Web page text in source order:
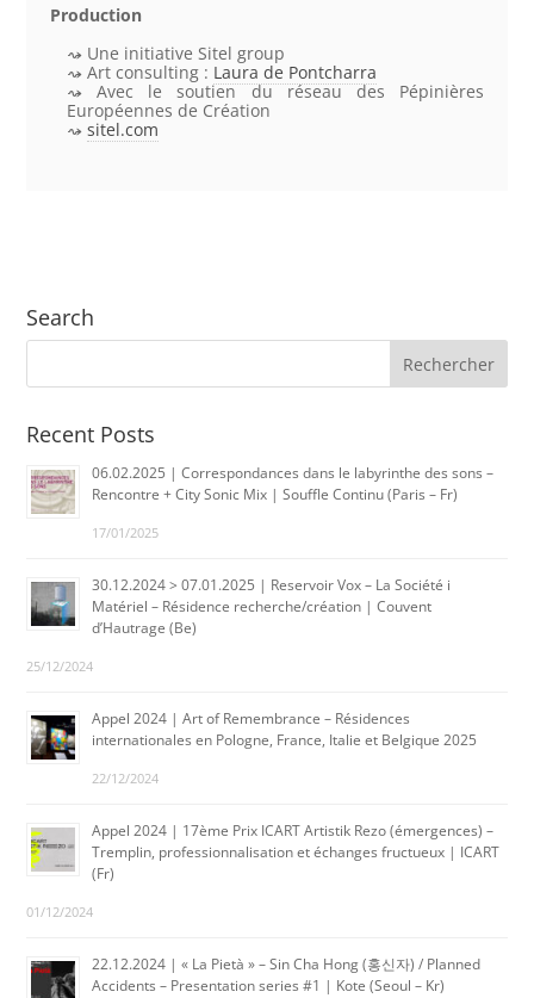
Production
Une initiative Sitel group
Art consulting : Laura de Pontcharra
Avec le soutien du réseau des Pépinières
Européennes de Création
sitel.com
Search
Recent Posts
06.02.2025 | Correspondances dans le labyrinthe des sons –
Rencontre + City Sonic Mix | Souffle Continu (Paris – Fr)
17/01/2025
30.12.2024 > 07.01.2025 | Reservoir Vox – La Société i
Matériel – Résidence recherche/création | Couvent
d’Hautrage (Be)
25/12/2024
Appel 2024 | Art of Remembrance – Résidences
internationales en Pologne, France, Italie et Belgique 2025
22/12/2024
Appel 2024 | 17ème Prix ICART Artistik Rezo (émergences) –
Tremplin, professionnalisation et échanges fructueux | ICART
(Fr)
01/12/2024
22.12.2024 | « La Pietà » – Sin Cha Hong (홍신자) / Planned
Accidents – Presentation series #1 | Kote (Seoul – Kr)